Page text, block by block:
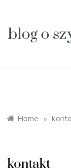
content
blog o
Home »
kontakt